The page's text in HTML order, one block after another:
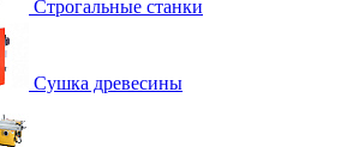
Строгальные станки
Сушка древесины